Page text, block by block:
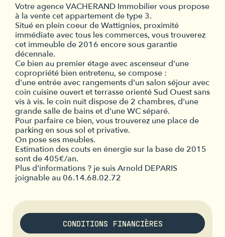
Votre agence VACHERAND Immobilier vous propose
à la vente cet appartement de type 3.
Situé en plein coeur de Wattignies, proximité
immédiate avec tous les commerces, vous trouverez
cet immeuble de 2016 encore sous garantie
décennale.
Ce bien au premier étage avec ascenseur d'une
copropriété bien entretenu, se compose :
d'une entrée avec rangements d'un salon séjour avec
coin cuisine ouvert et terrasse orienté Sud Ouest sans
vis à vis. le coin nuit dispose de 2 chambres, d'une
grande salle de bains et d'une WC séparé.
Pour parfaire ce bien, vous trouverez une place de
parking en sous sol et privative.
On pose ses meubles.
Estimation des couts en énergie sur la base de 2015
sont de 405€/an.
Plus d'informations ? je suis Arnold DEPARIS
joignable au 06.14.68.02.72
CONDITIONS FINANCIÈRES